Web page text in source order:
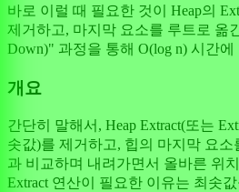
바로 이럴 때 필요한 것이 Heap의
제거하고, 마지막 요소를 루트로 옮
Down)" 과정을 통해 O(log n) 시간
개요
간단히 말해서, Heap Extract(또는
솟값)를 제거하고, 힙의 마지막 요
과 비교하며 내려가면서 올바른 위
Extract 연산이 필요한 이유는 최솟